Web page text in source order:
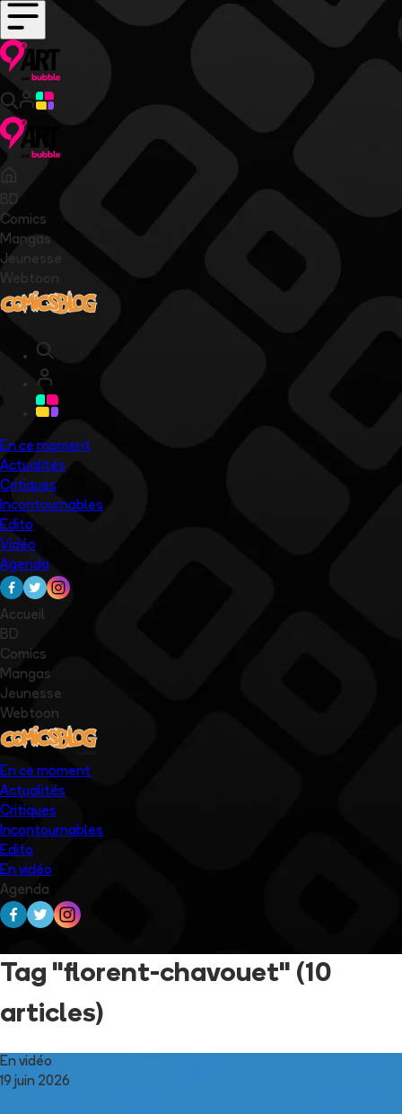
BD
Comics
Mangas
Jeunesse
Webtoon
En ce moment
Actualités
Critiques
Incontournables
Edito
Vidéo
Agenda
Accueil
BD
Comics
Mangas
Jeunesse
Webtoon
En ce moment
Actualités
Critiques
Incontournables
Edito
En vidéo
Agenda
Tag "florent-chavouet" (10
articles)
En vidéo
19 juin 2026